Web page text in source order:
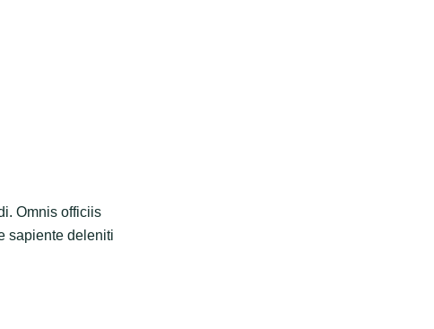
Omnis officiis
sapiente deleniti